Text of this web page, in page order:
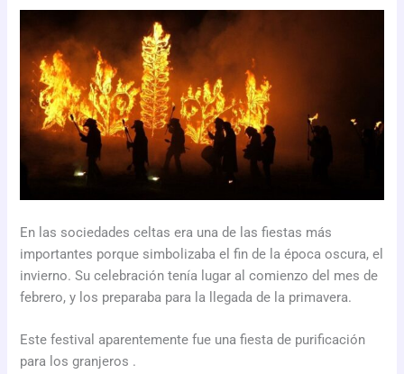
En las sociedades celtas era una de las fiestas más
importantes porque simbolizaba el fin de la época oscura, el
invierno. Su celebración tenía lugar al comienzo del mes de
febrero, y los preparaba para la llegada de la primavera.
Este festival aparentemente fue una fiesta de purificación
para los granjeros .